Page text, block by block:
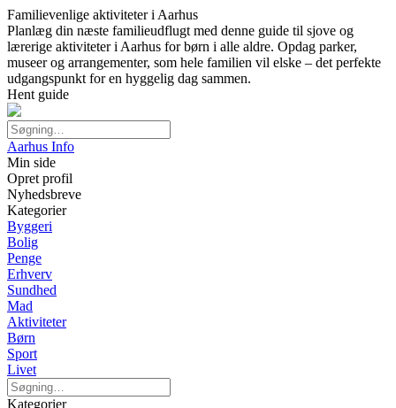
Familievenlige aktiviteter i Aarhus
Planlæg din næste familieudflugt med denne guide til sjove og
lærerige aktiviteter i Aarhus for børn i alle aldre. Opdag parker,
museer og arrangementer, som hele familien vil elske – det perfekte
udgangspunkt for en hyggelig dag sammen.
Hent guide
Aarhus Info
Min side
Opret profil
Nyhedsbreve
Kategorier
Byggeri
Bolig
Penge
Erhverv
Sundhed
Mad
Aktiviteter
Børn
Sport
Livet
Kategorier